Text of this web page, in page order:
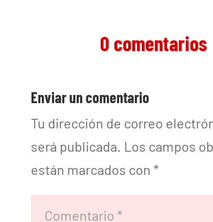
0 comentarios
Enviar un comentario
Tu dirección de correo
será publicada. Los campos
están marcados con *